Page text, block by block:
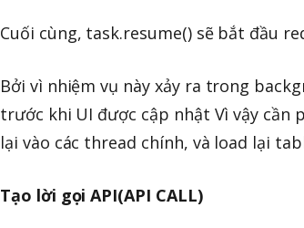
Cuối cùng, task.resume() sẽ bắt đầu
Bởi vì nhiệm vụ này xảy ra trong
trước khi UI được cập nhật Vì vậy cần
lại vào các thread chính, và load lại
Tạo lời gọi API(API CALL)